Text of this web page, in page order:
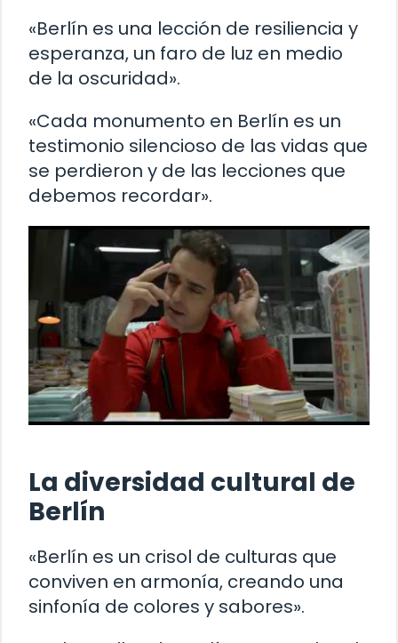
«Berlín es una lección de resiliencia y
esperanza, un faro de luz en medio
de la oscuridad».
«Cada monumento en Berlín es un
testimonio silencioso de las vidas que
se perdieron y de las lecciones que
debemos recordar».
La diversidad cultural de
Berlín
«Berlín es un crisol de culturas que
conviven en armonía, creando una
sinfonía de colores y sabores».